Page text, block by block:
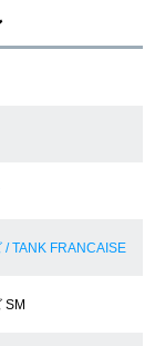
/ TANK FRANCAISE
SM